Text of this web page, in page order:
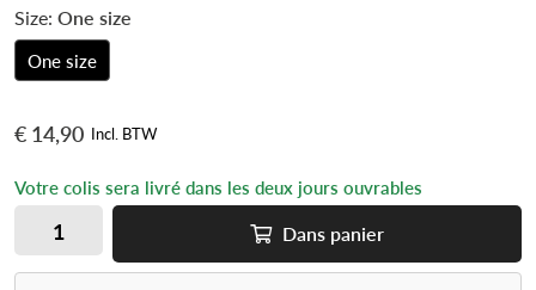
Size: One size
One size
€ 14,90 Incl. BTW
Votre colis sera livré dans les deux jours ouvrables
Dans panier